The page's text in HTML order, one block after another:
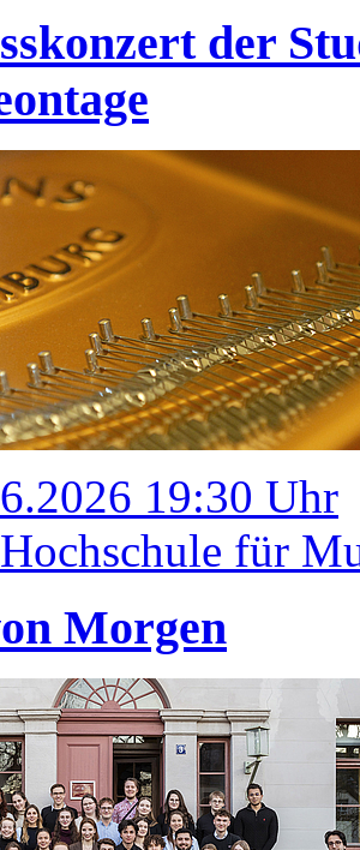
der
19:30 Uhr
für
Morgen